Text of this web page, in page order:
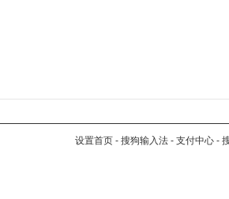
设置首页 - 搜狗输入法 - 支付中心 -